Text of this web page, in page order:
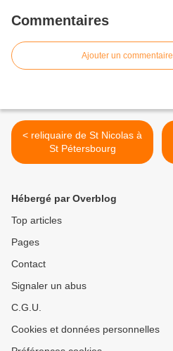
Commentaires
Ajouter un commentaire
< reliquaire de St Nicolas à
St Pétersbourg
Hébergé par Overblog
Top articles
Pages
Contact
Signaler un abus
C.G.U.
Cookies et données personnelles